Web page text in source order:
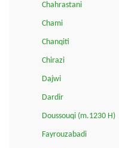
Chahrastani
Chami
Chanqiti
Chirazi
Dajwi
Dardir
Doussouqi (m.1230 H)
Fayrouzabadi